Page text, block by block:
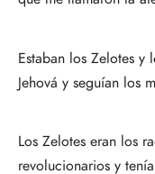
Estaban los Zelotes y
Jehová y seguían los
Los Zelotes eran los
revolucionarios y